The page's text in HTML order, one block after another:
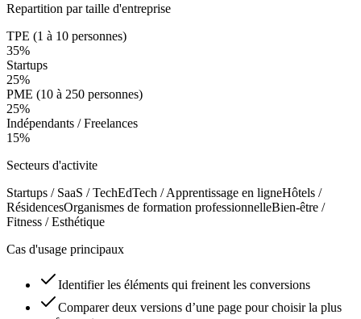
Repartition par taille d'entreprise
TPE (1 à 10 personnes)
35%
Startups
25%
PME (10 à 250 personnes)
25%
Indépendants / Freelances
15%
Secteurs d'activite
Startups / SaaS / TechEdTech / Apprentissage en ligneHôtels /
RésidencesOrganismes de formation professionnelleBien-être /
Fitness / Esthétique
Cas d'usage principaux
Identifier les éléments qui freinent les conversions
Comparer deux versions d’une page pour choisir la plus